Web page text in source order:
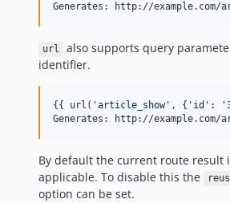
Generates: http://
url
also supports query
identifier.
{{ url( 'article_show' , { ' id ' : '
Generates: http://example.com/
By default the current route result
applicable. To disable this the
option can be set.